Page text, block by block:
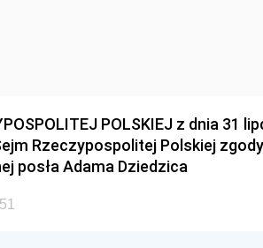
POLSKIEJ z dnia 31
Rzeczypospolitej Polskiej
posła Adama Dziedzica